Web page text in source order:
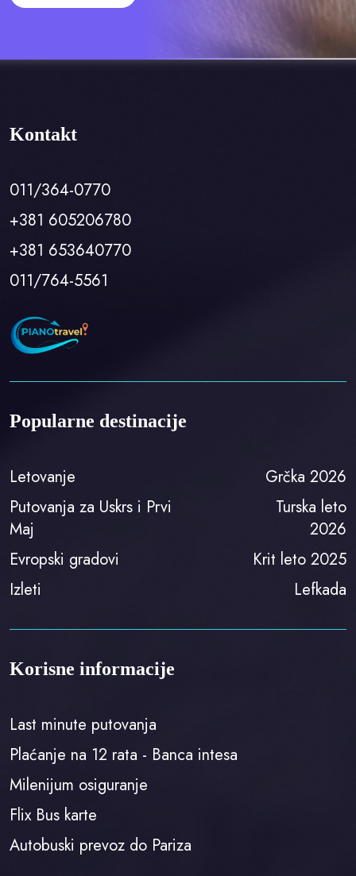
Kontakt
011/364-0770
+381 605206780
+381 653640770
011/764-5561
Popularne destinacije
Letovanje
Putovanja za Uskrs i Prvi
Maj
Evropski gradovi
Izleti
Grčka 2026
Turska leto
2026
Krit leto 2025
Lefkada
Korisne informacije
Last minute putovanja
Plaćanje na 12 rata - Banca intesa
Milenijum osiguranje
Flix Bus karte
Autobuski prevoz do Pariza